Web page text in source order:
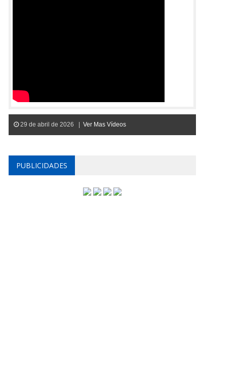
29 de abril de 2026 | Ver Mas Vídeos
PUBLICIDADES